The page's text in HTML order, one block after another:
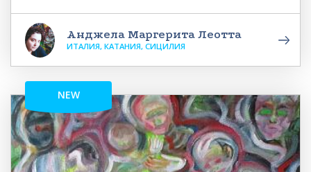
Анджела Маргерита Леотта
ИТАЛИЯ, КАТАНИЯ, СИЦИЛИЯ
NEW